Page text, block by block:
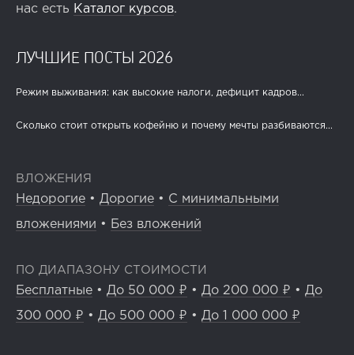
нас есть Каталог курсов.
ЛУЧШИЕ ПОСТЫ 2026
Режим выживания: как высокие налоги, дефицит кадров...
Сколько стоит открыть кофейню и почему мечты разбиваются...
ВЛОЖЕНИЯ
Недорогие • Дорогие • С минимальными
вложениями • Без вложений
ПО ДИАПАЗОНУ СТОИМОСТИ
Бесплатные • До 50 000 ₽ • До 200 000 ₽ • До
300 000 ₽ • До 500 000 ₽ • До 1 000 000 ₽